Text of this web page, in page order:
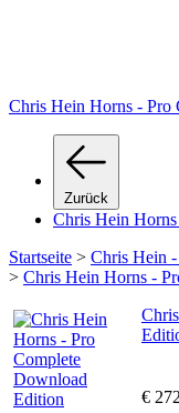
Chris Hein Horns - Pro
Zurück
Chris Hein
Startseite > Chris Hein
> Chris Hein Horns -
€